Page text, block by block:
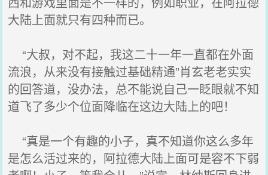
大陆上面就只有四种而已。
“大叔，对不起，我这二十一年一直都在外面
流浪，从来没有接触过基础精通”肖玄老老实实
的回答道，没办法，总不能说自己一眨眼就不知
道飞了多少个位面降临在这边大陆上的吧！
“真是一个有趣的小子，真不知道你这么多年
是怎么活过来的，阿拉德大陆上面可是容不下弱